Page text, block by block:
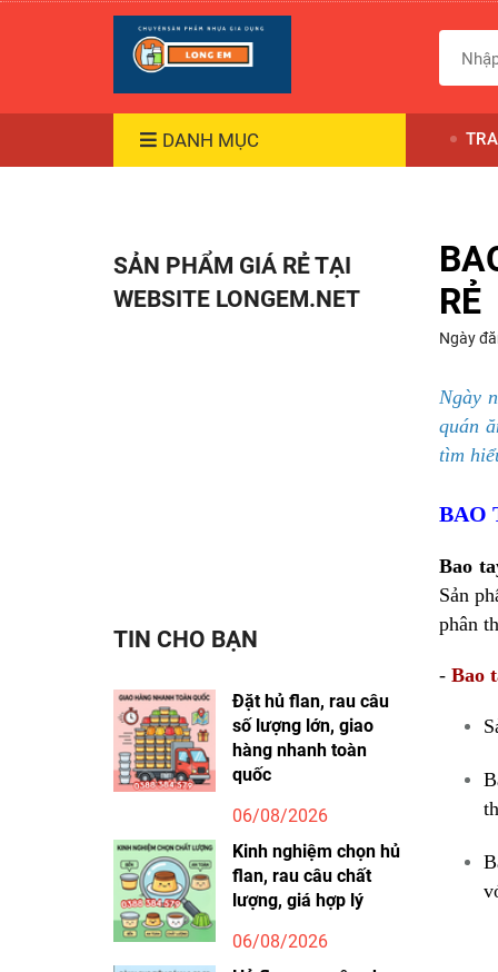
DANH MỤC
RẺ
Ngày
Ngày
quán
tìm
BAO
Bao
Sản
phân
- Bao
SẢN PHẨM GIÁ RẺ TẠI
WEBSITE LONGEM.NET
TIN CHO BẠN
Đặt hủ flan, rau câu
số lượng lớn, giao
hàng nhanh toàn
quốc
06/08/2026
Kinh nghiệm chọn hủ
flan, rau câu chất
lượng, giá hợp lý
06/08/2026